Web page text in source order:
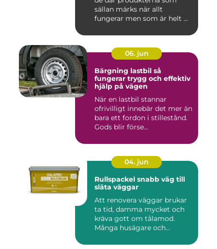
sällan märks när allt
fungerar men som är helt ...
06. jun
Bärgning lastbil så
fungerar trygg och effektiv
hjälp på vägen
När en lastbil stannar
ofrivilligt innebär det mer än
bara ett fordon i stillestånd.
Gods blir förse...
04. jun
Rullspackel snabb väg till
släta väggar
Att renovera väggar brukar
ta tid, damma mycket och
kräva gott om tålamod.
Många husägare och